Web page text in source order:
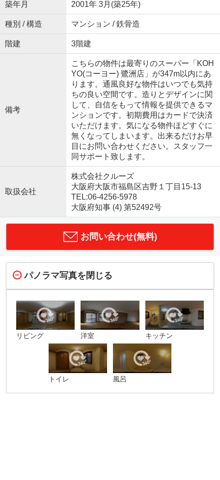
築年月 2001年 3月(築25年)
種別 / 構造 マンション / 鉄骨造
階建 3階建
備考
こちらの物件は最寄りのスーパー「KOH
YO(コーヨー) 鷺洲店」が347m以内にあ
ります。通風良好な物件はいつでも気持
ちの良い空間です。造りとデザインに関
して、自信をもって情報を提供できるマ
ンションです。初期費用はカードで決済
いただけます。気になる物件ほどすぐに
無くなってしまいます。出来るだけお早
目にお問い合わせください。スタッフ一
同サポート致します。
取扱会社
株式会社クルーズ
大阪府大阪市福島区吉野１丁目15-13
TEL:06-4256-5978
大阪府知事 (4) 第52492号
お問い合わせ(無料)
パノラマ写真を閉じる
リビング 洋室 キッチン
トイレ 風呂